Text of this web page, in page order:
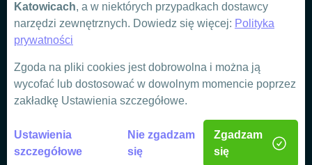
szkolenie dla
firmy?
DOWIEDZ SIĘ WIĘCEJ
Katowicach, a w niektórych przypadkach dostawcy
narzędzi zewnętrznych. Dowiedz się więcej: Polityka
prywatności
Zgoda na pliki cookies jest dobrowolna i można ją
wycofać lub dostosować w dowolnym momencie poprzez
zakładkę Ustawienia szczegółowe.
Ustawienia
szczegółowe
Nie zgadzam
się
Zgadzam
się